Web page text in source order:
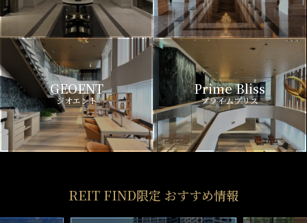
GEOENT
ジオエント
Prime Bliss
プライムブリス
REIT FIND限定 おすすめ情報